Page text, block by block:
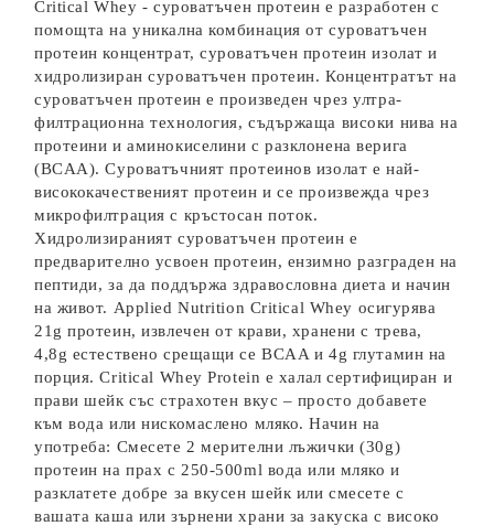
Critical Whey - суроватъчен протеин е разработен с
помощта на уникална комбинация от суроватъчен
протеин концентрат, суроватъчен протеин изолат и
хидролизиран суроватъчен протеин. Концентратът на
суроватъчен протеин е произведен чрез ултра-
филтрационна технология, съдържаща високи нива на
протеини и аминокиселини с разклонена верига
(BCAA). Суроватъчният протеинов изолат е най-
висококачественият протеин и се произвежда чрез
микрофилтрация с кръстосан поток.
Хидролизираният суроватъчен протеин е
предварително усвоен протеин, ензимно разграден на
пептиди, за да поддържа здравословна диета и начин
на живот. Applied Nutrition Critical Whey осигурява
21g протеин, извлечен от крави, хранени с трева,
4,8g естествено срещащи се BCAA и 4g глутамин на
порция. Critical Whey Protein е халал сертифициран и
прави шейк със страхотен вкус – просто добавете
към вода или нискомаслено мляко. Начин на
употреба: Смесете 2 мерителни лъжички (30g)
протеин на прах с 250-500ml вода или мляко и
разклатете добре за вкусен шейк или смесете с
вашата каша или зърнени храни за закуска с високо